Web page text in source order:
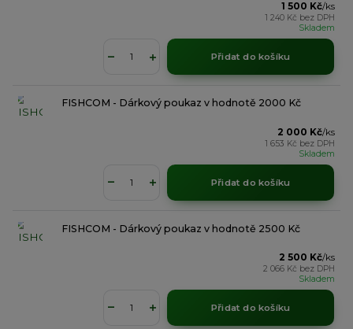
1 500 Kč/ks
1 240 Kč bez DPH
Skladem
Přidat do košíku
FISHCOM - Dárkový poukaz v hodnotě 2000 Kč
2 000 Kč/ks
1 653 Kč bez DPH
Skladem
Přidat do košíku
FISHCOM - Dárkový poukaz v hodnotě 2500 Kč
2 500 Kč/ks
2 066 Kč bez DPH
Skladem
Přidat do košíku